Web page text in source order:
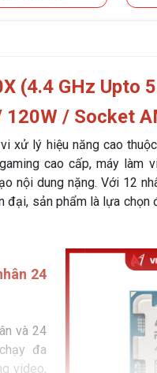
(4.4 GHz Upto
/ Socket
xử lý hiệu năng cao
cao cấp, máy làm
nội dung nặng. Với 12
đại, sản phẩm là lựa chọn
24
và 24
đa
video,